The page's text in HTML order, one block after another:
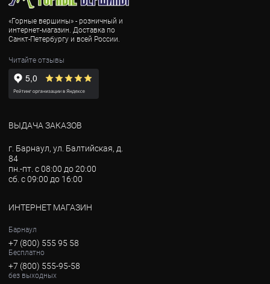
«Горные вершины» - розничный и
интернет-магазин. Доставка по
Санкт-Петербургу и всей России.
Читайте отзывы
ВЫДАЧА ЗАКАЗОВ
г. Барнаул, ул. Балтийская, д.
84
пн.-пт. с 08:00 до 20:00
сб. с 09:00 до 16:00
ИНТЕРНЕТ МАГАЗИН
Барнаул
+7 (800) 555 95 58
Бесплатно
+7 (800) 555-95-58
без выходных